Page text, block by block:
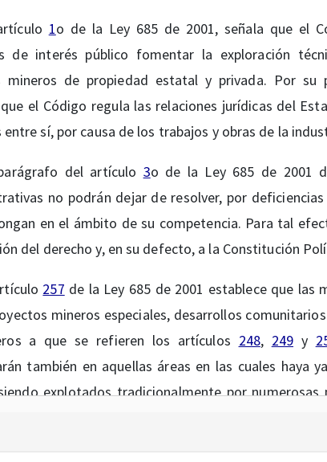
1o de la Ley 685 de 2001, señala que el
de interés público fomentar la exploración
mineros de propiedad estatal y privada. Por su
el Código regula las relaciones jurídicas del
entre sí, por causa de los trabajos y obras de la
del artículo 3o de la Ley 685 de 2001
no podrán dejar de resolver, por
en el ámbito de su competencia. Para tal
del derecho y, en su defecto, a la Constitución
257 de la Ley 685 de 2001 establece que las
mineros especiales, desarrollos
a que se refieren los artículos 248, 249 y
también en aquellas áreas en las cuales haya
explotados tradicionalmente por numerosas